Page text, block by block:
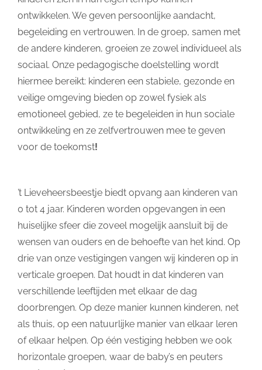
ontwikkelen. We geven persoonlijke aandacht,
begeleiding en vertrouwen. In de groep, samen met
de andere kinderen, groeien ze zowel individueel als
sociaal. Onze pedagogische doelstelling wordt
hiermee bereikt: kinderen een stabiele, gezonde en
veilige omgeving bieden op zowel fysiek als
emotioneel gebied, ze te begeleiden in hun sociale
ontwikkeling en ze zelfvertrouwen mee te geven
voor de toekomst!
’t Lieveheersbeestje biedt opvang aan kinderen van
0 tot 4 jaar. Kinderen worden opgevangen in een
huiselijke sfeer die zoveel mogelijk aansluit bij de
wensen van ouders en de behoefte van het kind. Op
drie van onze vestigingen vangen wij kinderen op in
verticale groepen. Dat houdt in dat kinderen van
verschillende leeftijden met elkaar de dag
doorbrengen. Op deze manier kunnen kinderen, net
als thuis, op een natuurlijke manier van elkaar leren
of elkaar helpen. Op één vestiging hebben we ook
horizontale groepen, waar de baby’s en peuters